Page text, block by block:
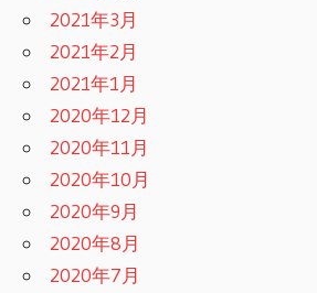
2021年3月
2021年2月
2021年1月
2020年12月
2020年11月
2020年10月
2020年9月
2020年8月
2020年7月